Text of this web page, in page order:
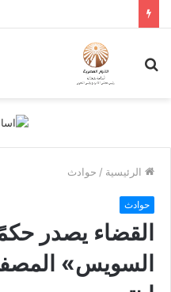
الرئيسية / حوادث
حوادث
القضاء يصدر
السويس»